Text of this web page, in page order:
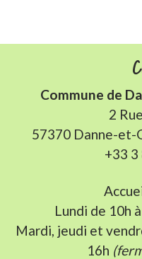
Commune de
2
57370 Danne-et-
+33 3
Lundi de 10h
Mardi, jeudi et
16h